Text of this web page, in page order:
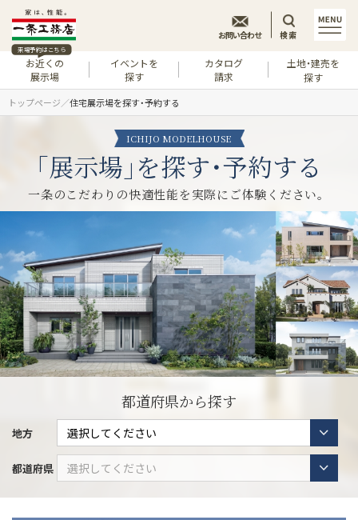
来場予約はこちら
お近くの
展示場
イベントを
探す
カタログ
請求
土地・建売を
探す
お問い合わせ 検索
トップページ 住宅展示場を探す・予約する
ICHIJO MODELHOUSE
｢展示場｣を探す･予約する
一条のこだわりの快適性能を実際にご体験ください。
都道府県から探す
地方
都道府県